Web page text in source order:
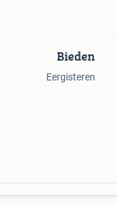
Bieden
Eergisteren